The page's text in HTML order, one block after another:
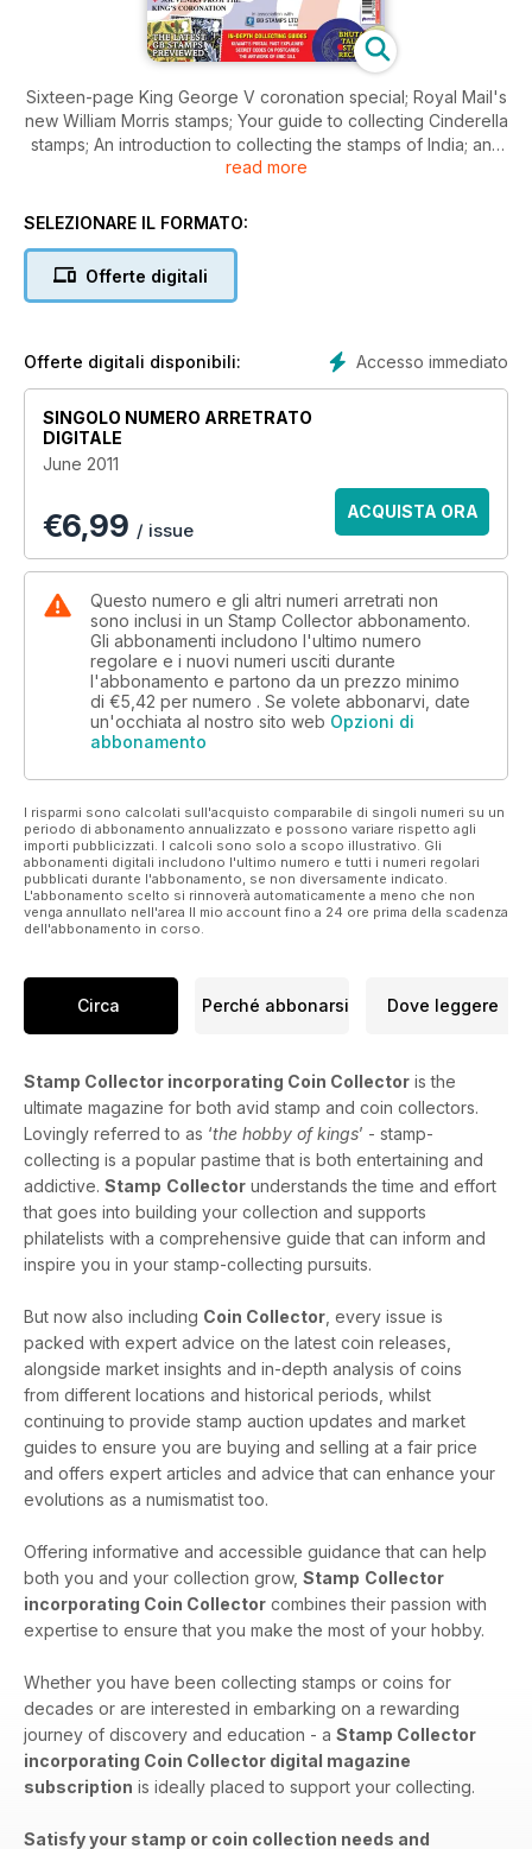
Sixteen-page King George V coronation special; Royal Mail's
new William Morris stamps; Your guide to collecting Cinderella
stamps; An introduction to collecting the stamps of India; and
notable coins from the reign of King Alfred the Great.
read more
SELEZIONARE IL FORMATO:
Offerte digitali
Accesso immediato
Offerte digitali disponibili:
SINGOLO NUMERO ARRETRATO
DIGITALE
June 2011
€6,99 / issue
ACQUISTA ORA
Questo numero e gli altri numeri arretrati non
sono inclusi in un Stamp Collector abbonamento.
Gli abbonamenti includono l'ultimo numero
regolare e i nuovi numeri usciti durante
l'abbonamento e partono da un prezzo minimo
di €5,42 per numero . Se volete abbonarvi, date
un'occhiata al nostro sito web Opzioni di
abbonamento
I risparmi sono calcolati sull'acquisto comparabile di singoli numeri su un
periodo di abbonamento annualizzato e possono variare rispetto agli
importi pubblicizzati. I calcoli sono solo a scopo illustrativo. Gli
abbonamenti digitali includono l'ultimo numero e tutti i numeri regolari
pubblicati durante l'abbonamento, se non diversamente indicato.
L'abbonamento scelto si rinnoverà automaticamente a meno che non
venga annullato nell'area Il mio account fino a 24 ore prima della scadenza
dell'abbonamento in corso.
Circa Perché abbonarsi Dove leggere
Stamp Collector incorporating Coin Collector is the
ultimate magazine for both avid stamp and coin collectors.
Lovingly referred to as ‘the hobby of kings’ - stamp-
collecting is a popular pastime that is both entertaining and
addictive. Stamp Collector understands the time and effort
that goes into building your collection and supports
philatelists with a comprehensive guide that can inform and
inspire you in your stamp-collecting pursuits.
But now also including Coin Collector , every issue is
packed with expert advice on the latest coin releases,
alongside market insights and in-depth analysis of coins
from different locations and historical periods, whilst
continuing to provide stamp auction updates and market
guides to ensure you are buying and selling at a fair price
and offers expert articles and advice that can enhance your
evolutions as a numismatist too.
Offering informative and accessible guidance that can help
both you and your collection grow, Stamp Collector
incorporating Coin Collector combines their passion with
expertise to ensure that you make the most of your hobby.
Whether you have been collecting stamps or coins for
decades or are interested in embarking on a rewarding
journey of discovery and education - a Stamp Collector
incorporating Coin Collector digital magazine
subscription is ideally placed to support your collecting.
Satisfy your stamp or coin collection needs and